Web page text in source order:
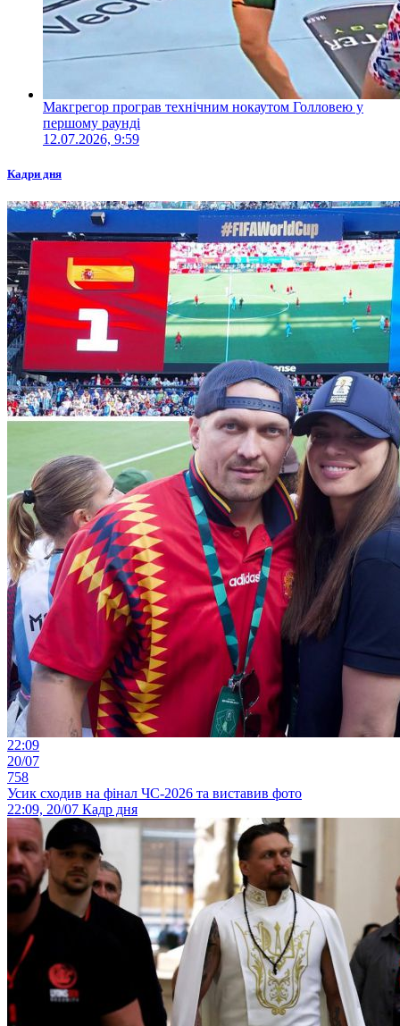
Макгрегор програв технічним нокаутом Голловею у
першому раунді
12.07.2026, 9:59
Кадри дня
22:09
20/07
758
Усик сходив на фінал ЧС-2026 та виставив фото
22:09, 20/07 Кадр дня